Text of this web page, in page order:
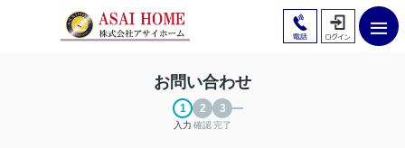
お問い合わせ
入力 確認完了